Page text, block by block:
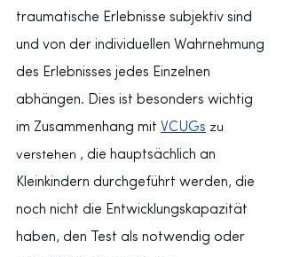
traumatische Erlebnisse subjektiv sind
und von der individuellen Wahrnehmung
des Erlebnisses jedes Einzelnen
abhängen. Dies ist besonders wichtig
im Zusammenhang mit VCUGs zu
verstehen , die hauptsächlich an
Kleinkindern durchgeführt werden, die
noch nicht die Entwicklungskapazität
haben, den Test als notwendig oder